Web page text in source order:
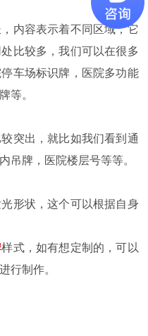
内容表示着不同区域，它
比较多，我们可以在很多
车场标识牌，医院多功能
等。
突出，就比如我们看到通
吊牌，医院楼层号等等。
形状，这个可以根据自身
样式，如有想定制的，可以
行制作。